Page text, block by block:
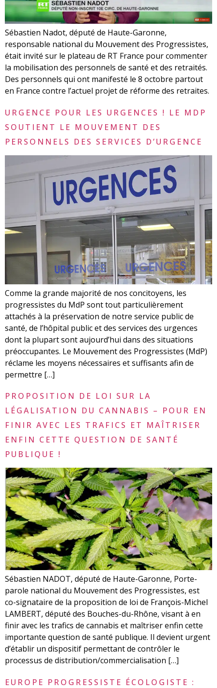
Sébastien Nadot, député de Haute-Garonne,
responsable national du Mouvement des Progressistes,
était invité sur le plateau de RT France pour commenter
la mobilisation des personnels de santé et des retraités.
Des personnels qui ont manifesté le 8 octobre partout
en France contre l’actuel projet de réforme des retraites.
URGENCE POUR LES URGENCES ! LE MDP
SOUTIENT LE MOUVEMENT DES
PERSONNELS DES SERVICES D’URGENCE
Comme la grande majorité de nos concitoyens, les
progressistes du MdP sont tout particulièrement
attachés à la préservation de notre service public de
santé, de l’hôpital public et des services des urgences
dont la plupart sont aujourd’hui dans des situations
préoccupantes. Le Mouvement des Progressistes (MdP)
réclame les moyens nécessaires et suffisants afin de
permettre […]
PROPOSITION DE LOI SUR LA
LÉGALISATION DU CANNABIS – POUR EN
FINIR AVEC LES TRAFICS ET MAÎTRISER
ENFIN CETTE QUESTION DE SANTÉ
PUBLIQUE !
Sébastien NADOT, député de Haute-Garonne, Porte-
parole national du Mouvement des Progressistes, est
co-signataire de la proposition de loi de François-Michel
LAMBERT, député des Bouches-du-Rhône, visant à en
finir avec les trafics de cannabis et maîtriser enfin cette
importante question de santé publique. Il devient urgent
d’établir un dispositif permettant de contrôler le
processus de distribution/commercialisation […]
EUROPE PROGRESSISTE ÉCOLOGISTE :